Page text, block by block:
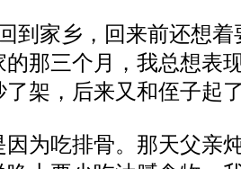
到家乡，回来前还想
的那三个月，我总想表
架，后来又和侄子起了
因为吃排骨。那天父亲